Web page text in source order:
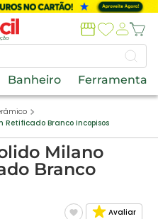
Banheiro Ferramentas
Retificado Branco Incopisos
Milano
Branco
Avaliar